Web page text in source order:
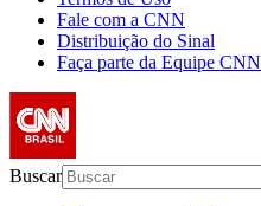
Fale com a CNN
Distribuição do Sinal
Faça parte da Equipe CNN
Buscar